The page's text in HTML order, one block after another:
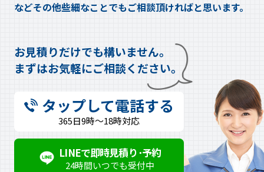
などその他些細なことでもご相談頂ければと思います。
お見積りだけでも構いません。
まずはお気軽にご相談ください。
タップして電話する
365日9時～18時対応
LINEで即時見積り･予約
24時間いつでも受付中